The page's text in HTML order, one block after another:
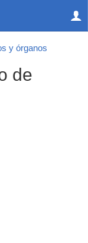
y órganos
de